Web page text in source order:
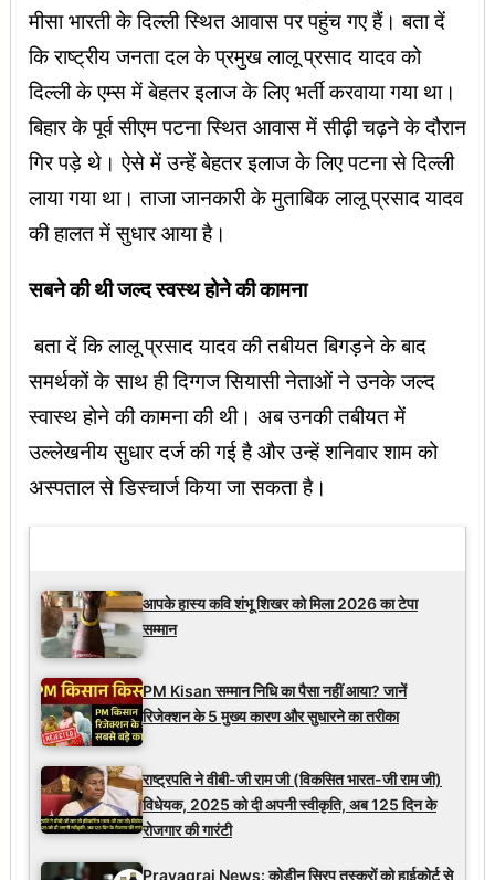
मीसा भारती के दिल्‍ली स्थि‍त आवास पर पहुंच गए हैं। बता दें
कि राष्ट्रीय जनता दल के प्रमुख लालू प्रसाद यादव को
दिल्ली के एम्स में बेहतर इलाज के लिए भर्ती करवाया गया था।
बिहार के पूर्व सीएम पटना स्थित आवास में सीढ़ी चढ़ने के दौरान
गिर पड़े थे। ऐसे में उन्हें बेहतर इलाज के लिए पटना से दिल्ली
लाया गया था। ताजा जानकारी के मुताबिक लालू प्रसाद यादव
की हालत में सुधार आया है।
सबने की थी जल्द स्वस्थ होने की कामना
बता दें कि लालू प्रसाद यादव की तबीयत बिगड़ने के बाद
समर्थकों के साथ ही दिग्‍गज सियासी नेताओं ने उनके जल्‍द
स्‍वास्‍थ होने की कामना की थी। अब उनकी तबीयत में
उल्‍लेखनीय सुधार दर्ज की गई है और उन्‍हें शनिवार शाम को
अस्‍पताल से डिस्‍चार्ज किया जा सकता है।
आपके हास्य कवि शंभू शिखर को मिला 2026 का टेपा
सम्मान
PM Kisan सम्मान निधि का पैसा नहीं आया? जानें
रिजेक्शन के 5 मुख्य कारण और सुधारने का तरीका
राष्ट्रपति ने वीबी-जी राम जी (विकसित भारत-जी राम जी)
विधेयक, 2025 को दी अपनी स्वीकृति, अब 125 दिन के
रोजगार की गारंटी
Prayagraj News: कोडीन सिरप तस्करों को हाईकोर्ट से